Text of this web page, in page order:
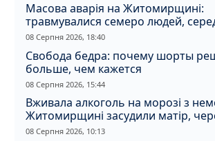
Масова аварія на Житомирщині:
травмувалися семеро людей,
08 Серпня 2026, 18:40
Свобода бедра: почему шорты
больше, чем кажется
08 Серпня 2026, 15:44
Вживала алкоголь на морозі з
Житомирщині засудили матір,
дитина отримала обмороження
08 Серпня 2026, 10:13